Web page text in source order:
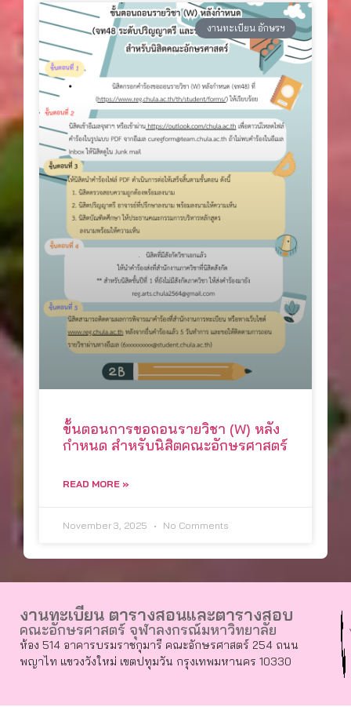
งานทะเบียน อักษรฯ
ขั้นตอนการขอถอนรายวิชา (W) หลัง
กำหนด สำหรับนิสิตคณะอักษรศาสตร์
READ MORE »
November 3, 2025 No Comments
งานทะเบียน ตารางสอนและตารางสอบ
คณะอักษรศาสตร์ จุฬาลงกรณ์มหาวิทยาลัย
ห้อง 514 อาคารบรมราชกุมารี คณะอักษรศาสตร์ 254 ถนน
พญาไท แขวงวังใหม่ เขตปทุมวัน กรุงเทพมหานคร 10330